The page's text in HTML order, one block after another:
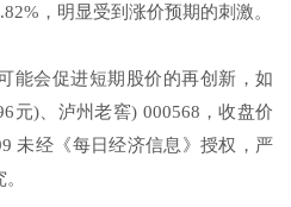
，明显受到涨价预期的刺激。
能会促进短期股价的再创新，如
元)、泸州老窖) 000568，收盘价
未经《每日经济信息》授权，严